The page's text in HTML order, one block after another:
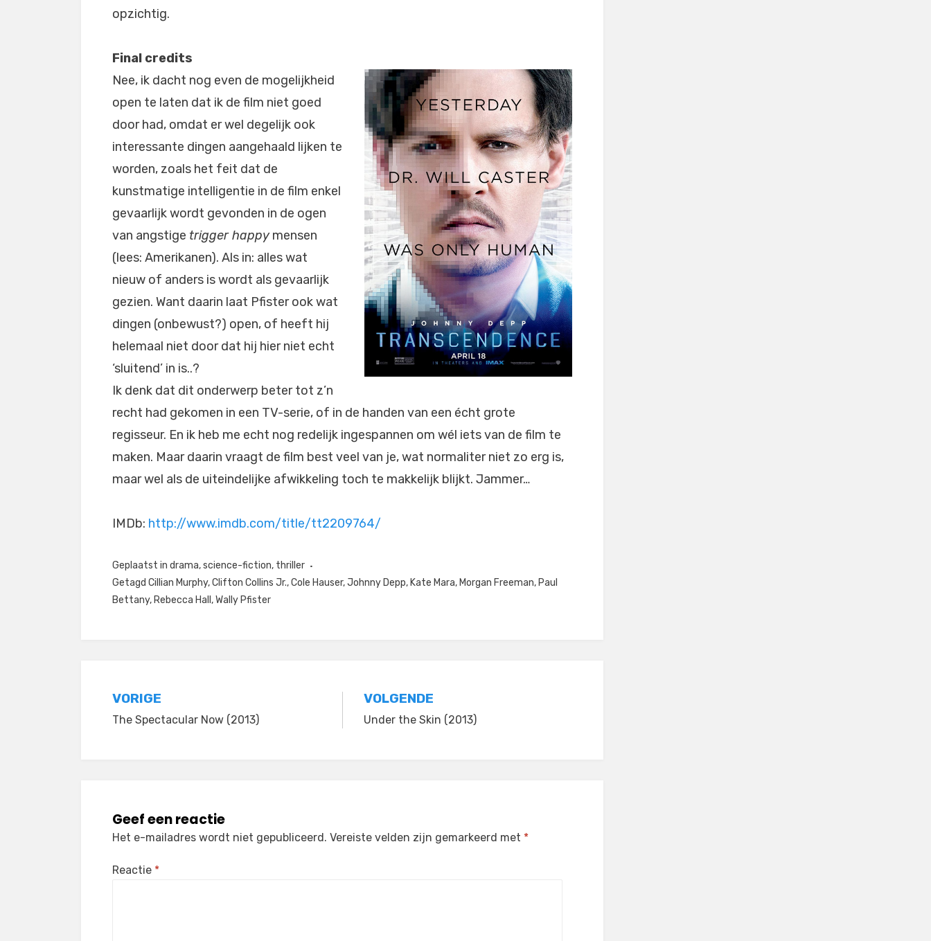
opzichtig.
Final credits
Nee, ik dacht nog even de mogelijkheid
open te laten dat ik de film niet goed
door had, omdat er wel degelijk ook
interessante dingen aangehaald lijken te
worden, zoals het feit dat de
kunstmatige intelligentie in de film enkel
gevaarlijk wordt gevonden in de ogen
van angstige trigger happymensen
(lees: Amerikanen). Als in: alles wat
nieuw of anders is wordt als gevaarlijk
gezien. Want daarin laat Pfister ook wat
dingen (onbewust?) open, of heeft hij
helemaal niet door dat hij hier niet echt
‘sluitend’ in is..?
Ik denk dat dit onderwerp beter tot z’n
recht had gekomen in een TV-serie, of in de handen van een écht grote
regisseur. En ik heb me echt nog redelijk ingespannen om wél iets van de film te
maken. Maar daarin vraagt de film best veel van je, wat normaliter niet zo erg is,
maar wel als de uiteindelijke afwikkeling toch te makkelijk blijkt. Jammer…
IMDb: http://www.imdb.com/title/tt2209764/
Geplaatst in drama,science-fiction, thriller
Getagd Cillian Murphy,Clifton Collins Jr.,Cole Hauser,Johnny Depp, Kate Mara, Morgan Freeman, Paul
Bettany, Rebecca Hall ,Wally Pfister
Bericht
navigatie
VORIGE
The Spectacular Now (2013)
VOLGENDE
Under the Skin (2013)
Geef een reactie
Het e-mailadres wordt niet gepubliceerd. Vereiste velden zijn gemarkeerd met *
Reactie *